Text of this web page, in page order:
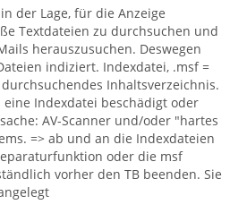
der Lage, für die Anzeige
Textdateien zu durchsuchen und
herauszusuchen. Deswegen
indiziert. Indexdatei, .msf =
Inhaltsverzeichnis.
eine Indexdatei beschädigt oder
AV-Scanner und/oder "hartes
=> ab und an die Indexdateien
oder die msf
vorher den TB beenden. Sie